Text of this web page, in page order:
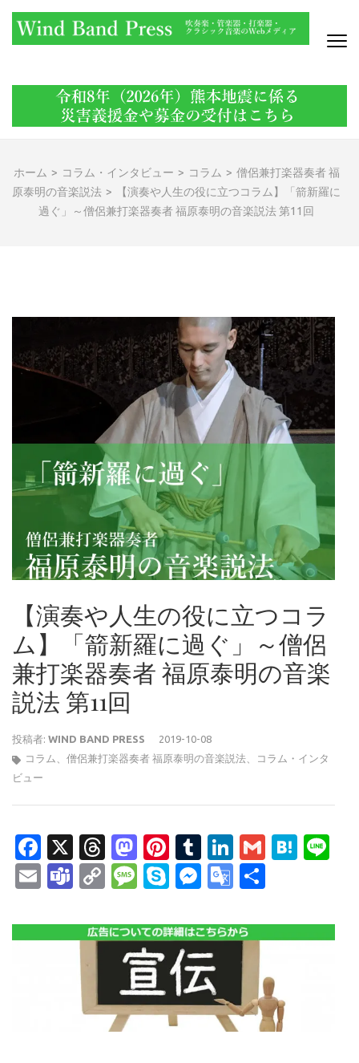
(Enter
ホーム > コラム・インタビュー > コラム > 僧侶兼打楽器奏者 福
原泰明の音楽説法 >
【演奏や人生の役に立つコラム】「箭新羅に
過ぐ」～僧侶兼打楽器奏者 福原泰明の音楽説法 第11回
【演奏や人生の役に立つコラ
ム】「箭新羅に過ぐ」～僧侶
兼打楽器奏者 福原泰明の音楽
説法 第11回
投稿者: WIND BAND PRESS
2019-10-08
コラム
僧侶兼打楽器奏者 福原泰明の音楽説法
コラム・インタ
ビュー
Facebook
X Threads
Mastodon
Pinterest
Tumblr
LinkedIn
Gmail
EmailTeams
CopyMessage
SkypeMessenger
Google